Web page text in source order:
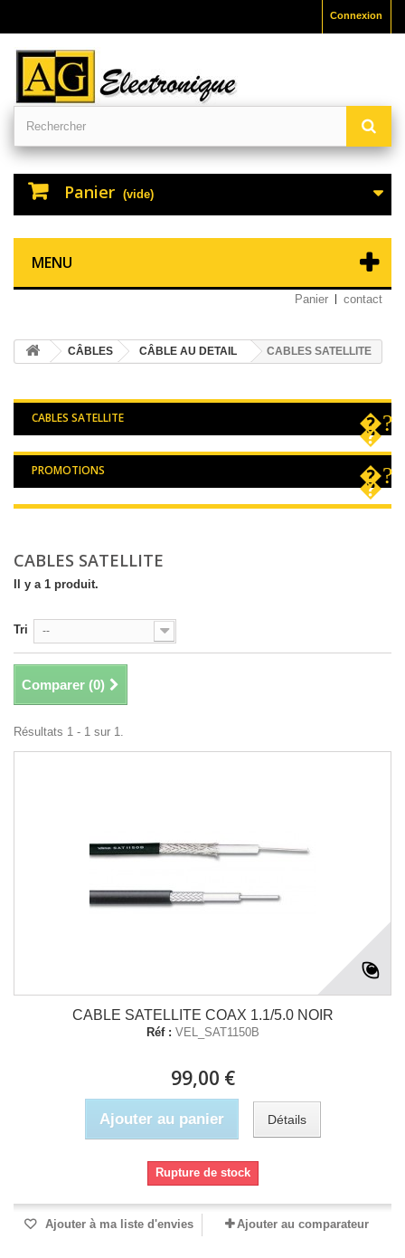
Connexion
Panier (vide)
MENU
Panier contact
CÂBLES CÂBLE AU DETAIL CABLES SATELLITE
CABLES SATELLITE
PROMOTIONS
CABLES SATELLITE
Il y a 1 produit.
Tri --
Comparer (0)
Résultats 1 - 1 sur 1.
CABLE SATELLITE COAX 1.1/5.0 NOIR
Réf : VEL_SAT1150B
99,00 €
Ajouter au panier Détails
Rupture de stock
Ajouter à ma liste d'envies Ajouter au comparateur